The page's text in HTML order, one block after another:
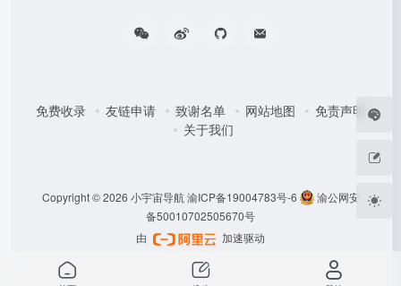
免费收录 友链申请 致谢名单 网站地图
免责声明
关于我们
Copyright © 2026 小宇宙导航 渝ICP备19004783号-6
渝公网安
备50010702505670号
由
加速驱动